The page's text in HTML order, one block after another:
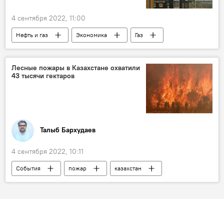
4 сентября 2022, 11:00
Нефть и газ Экономика
Газ
МИА "Россия сегодня"
Запасы нефти
Нефтегазовые ресурсы
Добыча нефти
Лесные пожары в Казахстане охватили
43 тысячи гектаров
Талыб Бархудаев
4 сентября 2022, 10:11
События пожар
казахстан
МЧС
МВД Касым-Жомарт Токаев